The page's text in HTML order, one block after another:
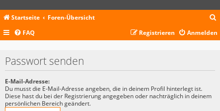
Startseite Foren-Übersicht
c
FAQ Anmelden
Registrieren
Passwort senden
E-Mail-Adresse:
Du musst die E-Mail-Adresse angeben, die in deinem Profil hinterlegt ist.
Diese hast du bei der Registrierung angegeben oder nachträglich in deinem
persönlichen Bereich geändert.